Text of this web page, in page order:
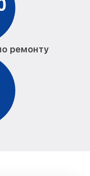
ремонту